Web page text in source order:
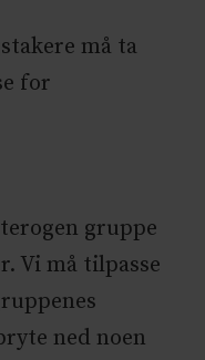
må ta
for
for
og
hva som
i
gruppe
Vi må tilpasse
ned noen